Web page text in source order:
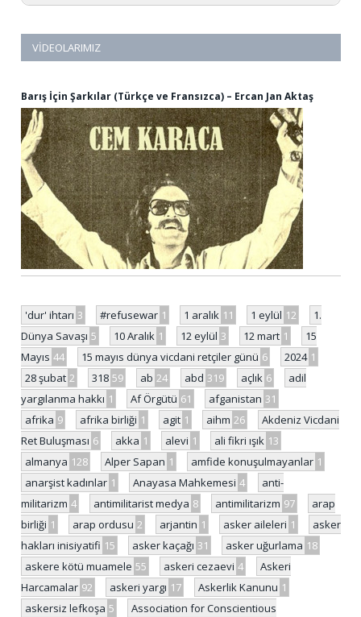
VIDEOLARIMIZ
Barış İçin Şarkılar (Türkçe ve Fransızca) – Ercan Jan Aktaş
'dur' ihtarı 3 #refusewar 1 1 aralık 11 1 eylül 12
1.
Dünya Savaşı 5 10 Aralık 1 12 eylül 3 12 mart 1
15
Mayıs 44 15 mayıs dünya vicdani retçiler günü 6 2024 1
28 şubat 2 318 59 ab 24 abd 319 açlık 6
adil
yargılanma hakkı 1 Af Örgütü 61 afganistan 31
afrika 9 afrika birliği 1 agit 1 aihm 26
Akdeniz Vicdani
Ret Buluşması 6 akka 1 alevi 1 ali fikri ışık 13
almanya 128 Alper Sapan 1 amfide konuşulmayanlar 1
anarşist kadınlar 1 Anayasa Mahkemesi 4
anti-
militarizm 4 antimilitarist medya 8 antimilitarizm 97
arap
birliği 1 arap ordusu 2 arjantin 1 asker aileleri 1
asker
hakları inisiyatifi 15 asker kaçağı 31 asker uğurlama 18
askere kötü muamele 55 askeri cezaevi 4
Askeri
Harcamalar 92 askeri yargı 17 Askerlik Kanunu 1
askersiz lefkoşa 5
Association for Conscientious